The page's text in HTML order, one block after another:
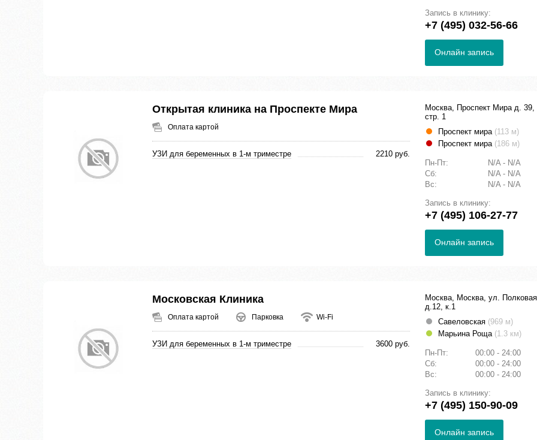
Запись в клинику:
+7 (495) 032-56-66
Онлайн запись
Открытая клиника на Проспекте Мира
Оплата картой
УЗИ для беременных в 1-м триместре 2210 руб.
Москва, Проспект Мира д. 39,
стр. 1
Проспект мира (113 м)
Проспект мира (186 м)
Пн-Пт:
N/A - N/A
Сб:
N/A - N/A
Вс:
N/A - N/A
Запись в клинику:
+7 (495) 106-27-77
Онлайн запись
Московская Клиника
Оплата картой Парковка Wi-Fi
УЗИ для беременных в 1-м триместре 3600 руб.
Москва, Москва, ул.
д.12, к.1
Савеловская (969 м)
Марьина Роща (1.3 км)
Пн-Пт:
00:00 - 24:00
Сб:
00:00 - 24:00
Вс:
00:00 - 24:00
Запись в клинику:
+7 (495) 150-90-09
Онлайн запись